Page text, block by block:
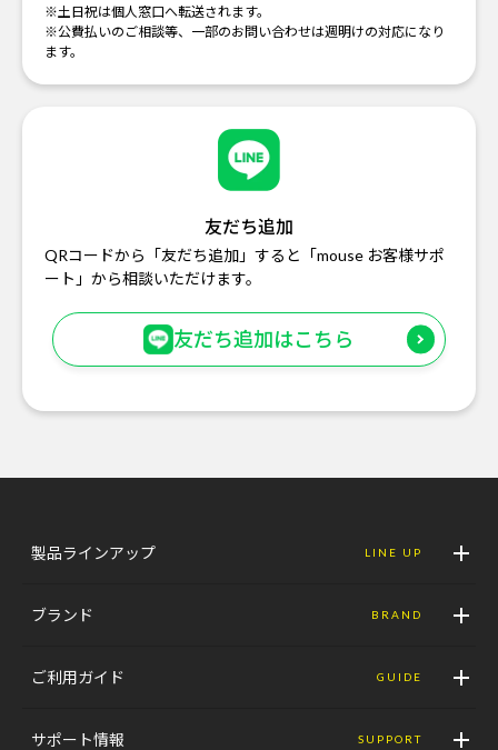
※土日祝は個人窓口へ転送されます。
※公費払いのご相談等、一部のお問い合わせは週明けの対応になり
ます。
友だち追加
QRコードから「友だち追加」すると「mouse お客様サポ
ート」から相談いただけます。
友だち追加はこちら
製品ラインアップ LINE UP
ブランド BRAND
ご利用ガイド GUIDE
サポート情報 SUPPORT